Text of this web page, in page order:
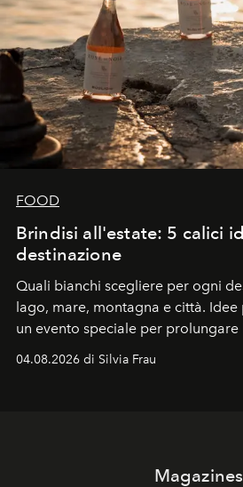
FOOD
Brindisi all'estate: 5 calici
destinazione
Quali bianchi scegliere per ogni
lago, mare, montagna e città.
un evento speciale per prolungare
04.08.2026 di Silvia Frau
Magazines